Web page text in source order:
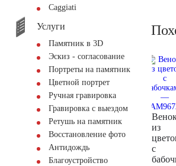
Сaggiati
Услуги
Памятник в 3D
Эскиз - согласование
Портреты на памятник
Цветной портрет
Ручная гравировка
Гравировка с выездом
Ретушь на памятник
Восстановление фото
Антидождь
Благоустройство
из
с